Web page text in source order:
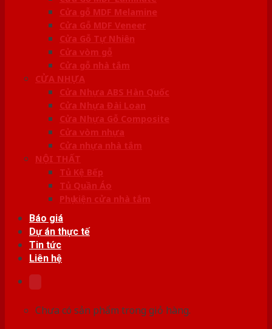
Cửa gỗ MDF Melamine
Cửa Gỗ MDF Veneer
Cửa Gỗ Tự Nhiên
Cửa vòm gỗ
Cửa gỗ nhà tắm
CỬA NHỰA
Cửa Nhựa ABS Hàn Quốc
Cửa Nhựa Đài Loan
Cửa Nhựa Gỗ Composite
Cửa vòm nhựa
Cửa nhựa nhà tắm
NỘI THẤT
Tủ Kệ Bếp
Tủ Quần Áo
Phụ kiện cửa nhà tắm
Báo giá
Dự án thực tế
Tin tức
Liên hệ
Chưa có sản phẩm trong giỏ hàng.